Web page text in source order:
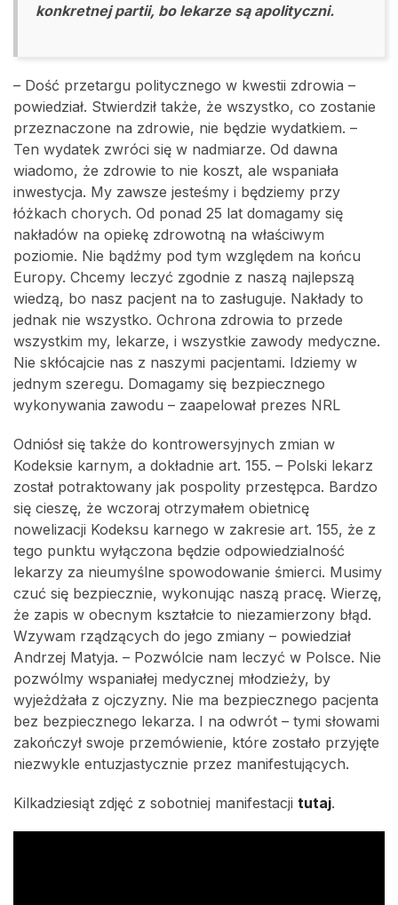
konkretnej partii, bo lekarze są apolityczni.
– Dość przetargu politycznego w kwestii zdrowia –
powiedział. Stwierdził także, że wszystko, co zostanie
przeznaczone na zdrowie, nie będzie wydatkiem. –
Ten wydatek zwróci się w nadmiarze. Od dawna
wiadomo, że zdrowie to nie koszt, ale wspaniała
inwestycja. My zawsze jesteśmy i będziemy przy
łóżkach chorych. Od ponad 25 lat domagamy się
nakładów na opiekę zdrowotną na właściwym
poziomie. Nie bądźmy pod tym względem na końcu
Europy. Chcemy leczyć zgodnie z naszą najlepszą
wiedzą, bo nasz pacjent na to zasługuje. Nakłady to
jednak nie wszystko. Ochrona zdrowia to przede
wszystkim my, lekarze, i wszystkie zawody medyczne.
Nie skłócajcie nas z naszymi pacjentami. Idziemy w
jednym szeregu. Domagamy się bezpiecznego
wykonywania zawodu – zaapelował prezes NRL
Odniósł się także do kontrowersyjnych zmian w
Kodeksie karnym, a dokładnie art. 155. – Polski lekarz
został potraktowany jak pospolity przestępca. Bardzo
się cieszę, że wczoraj otrzymałem obietnicę
nowelizacji Kodeksu karnego w zakresie art. 155, że z
tego punktu wyłączona będzie odpowiedzialność
lekarzy za nieumyślne spowodowanie śmierci. Musimy
czuć się bezpiecznie, wykonując naszą pracę. Wierzę,
że zapis w obecnym kształcie to niezamierzony błąd.
Wzywam rządzących do jego zmiany – powiedział
Andrzej Matyja. – Pozwólcie nam leczyć w Polsce. Nie
pozwólmy wspaniałej medycznej młodzieży, by
wyjeżdżała z ojczyzny. Nie ma bezpiecznego pacjenta
bez bezpiecznego lekarza. I na odwrót – tymi słowami
zakończył swoje przemówienie, które zostało przyjęte
niezwykle entuzjastycznie przez manifestujących.
Kilkadziesiąt zdjęć z sobotniej manifestacji tutaj.